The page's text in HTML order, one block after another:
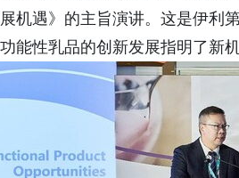
机遇》的主旨演讲。这是伊利
能性乳品的创新发展指明了新